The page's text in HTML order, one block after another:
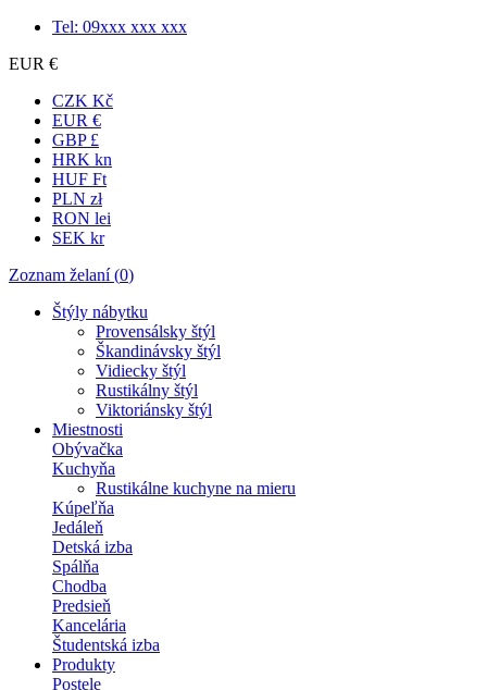
Tel: 09xxx xxx xxx
EUR €
CZK Kč
EUR €
GBP £
HRK kn
HUF Ft
PLN zł
RON lei
SEK kr
Zoznam želaní (0)
Štýly nábytku
Provensálsky štýl
Škandinávsky štýl
Vidiecky štýl
Rustikálny štýl
Viktoriánsky štýl
Miestnosti
Obývačka
Kuchyňa
Rustikálne kuchyne na mieru
Kúpeľňa
Jedáleň
Detská izba
Spálňa
Chodba
Predsieň
Kancelária
Študentská izba
Produkty
Postele